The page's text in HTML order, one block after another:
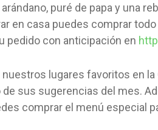
puré de papa y una
en casa puedes comprar
pedido con anticipación en
nuestros lugares favoritos en
de sus sugerencias del mes.
comprar el menú especial